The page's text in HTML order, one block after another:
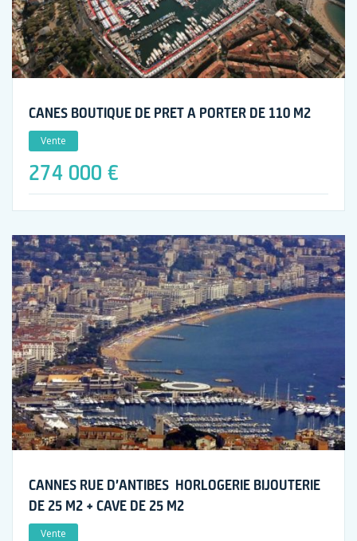
CANES BOUTIQUE DE PRET A PORTER DE 110 M2
Vente
274 000 €
CANNES RUE D’ANTIBES HORLOGERIE BIJOUTERIE
DE 25 M2 + CAVE DE 25 M2
Vente